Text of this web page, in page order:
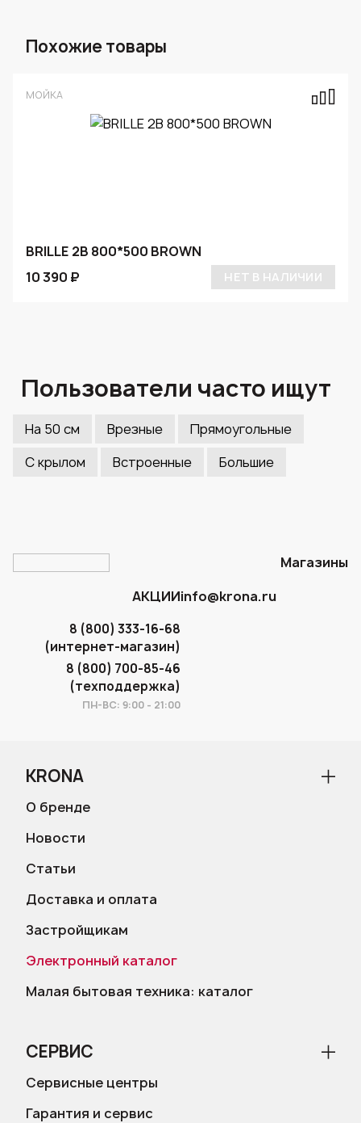
Похожие товары
МОЙКА
BRILLE 2B 800*500 BROWN
10 390 ₽
НЕТ В НАЛИЧИИ
Пользователи часто ищут
На 50 см Врезные
Прямоугольные
С крылом
Встроенные Большие
Магазины
АКЦИИinfo@krona.ru
8 (800) 333-16-68
(интернет-магазин)
8 (800) 700-85-46
(техподдержка)
ПН-ВС: 9:00 - 21:00
KRONA
О бренде
Новости
Статьи
Доставка и оплата
Застройщикам
Электронный каталог
Малая бытовая техника: каталог
СЕРВИС
Сервисные центры
Гарантия и сервис